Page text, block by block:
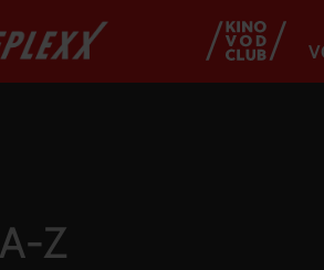
Z